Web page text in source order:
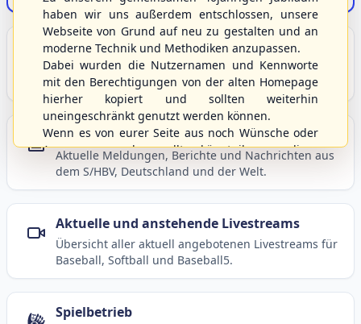
Unser Sport
Grundlagen und Hintergründe zu Baseball, Softball
und Baseball5.
Berichte und Neuigkeiten
Aktuelle Meldungen, Berichte und Nachrichten aus
dem S/HBV, Deutschland und der Welt.
Aktuelle und anstehende Livestreams
Übersicht aller aktuell angebotenen Livestreams für
Baseball, Softball und Baseball5.
Spielbetrieb
haben wir uns außerdem entschlossen, unsere
Webseite von Grund auf neu zu gestalten und an
moderne Technik und Methodiken anzupassen.
Dabei wurden die Nutzernamen und Kennworte
mit den Berechtigungen von der alten Homepage
hierher kopiert und sollten weiterhin
uneingeschränkt genutzt werden können.
Wenn es von eurer Seite aus noch Wünsche oder
Anregungen geben sollte, könnt ihr uns diese
gerne an die Verbandsadresseinfo@shbvnet.de